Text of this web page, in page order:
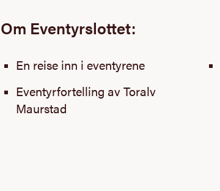
Om Eventyrslottet:
En reise inn i eventyrene
Eventyrfortelling av Toralv
Maurstad